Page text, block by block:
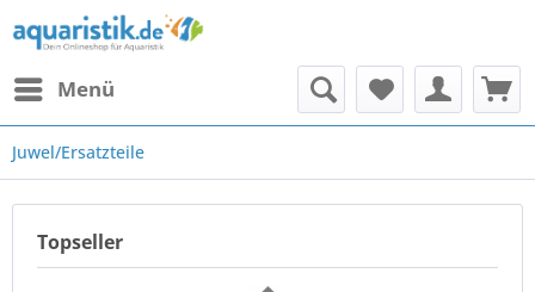
Menü
Juwel/Ersatzteile
Topseller